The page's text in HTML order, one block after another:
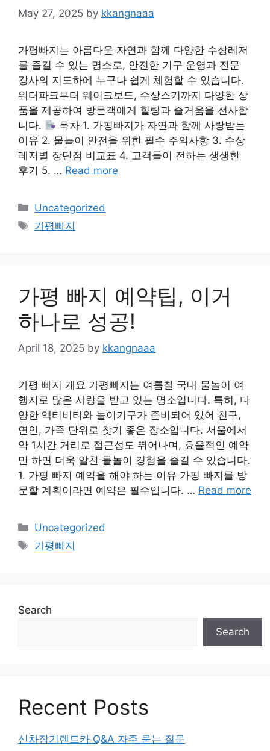
May 27, 2025 by kkangnaaa
가평빠지는 아름다운 자연과 함께 다양한 수상레저
를 즐길 수 있는 명소로, 안전한 기구 운영과 전문
강사의 지도하에 누구나 쉽게 체험할 수 있습니다.
워터파크부터 웨이크보드, 수상스키까지 다양한 상
품을 제공하여 방문객에게 힐링과 즐거움을 선사합
니다.
목차 1. 가평빠지가 자연과 함께 사랑받는
이유 2. 물놀이 안전을 위한 필수 주의사항 3. 수상
레저별 장단점 비교표 4. 고객들이 전하는 생생한
후기 5. … Read more
Categories
Uncategorized
Tags
가평빠지
가평 빠지 예약팁, 이거
하나로 성공!
April 18, 2025 by kkangnaaa
가평 빠지 개요 가평빠지는 여름철 국내 물놀이 여
행지로 많은 사랑을 받고 있는 명소입니다. 특히, 다
양한 액티비티와 놀이기구가 준비되어 있어 친구,
연인, 가족 단위로 찾기 좋은 장소입니다. 서울에서
약 1시간 거리로 접근성도 뛰어나며, 효율적인 예약
만 하면 더욱 알찬 물놀이 경험을 즐길 수 있습니다.
1. 가평 빠지 예약을 해야 하는 이유 가평 빠지를 방
문할 계획이라면 예약은 필수입니다. … Read more
Categories
Uncategorized
Tags
가평빠지
Search
Search
Recent Posts
신차장기렌트카 Q&A 자주 묻는 질문